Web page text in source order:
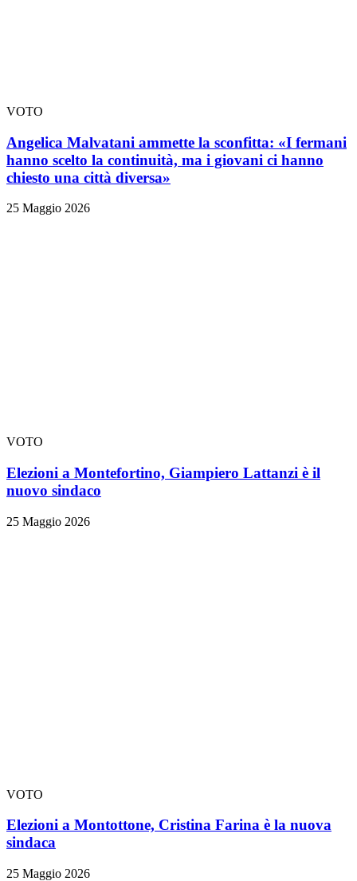
VOTO
Angelica Malvatani ammette la sconfitta: «I fermani
hanno scelto la continuità, ma i giovani ci hanno
chiesto una città diversa»
25 Maggio 2026
VOTO
Elezioni a Montefortino, Giampiero Lattanzi è il
nuovo sindaco
25 Maggio 2026
VOTO
Elezioni a Montottone, Cristina Farina è la nuova
sindaca
25 Maggio 2026